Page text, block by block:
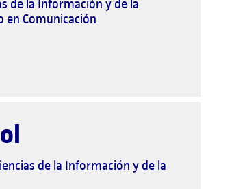
de la Información y de la
en Comunicación
de la Información y de la